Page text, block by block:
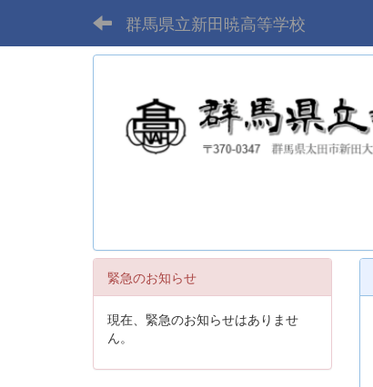
群馬県立新田暁高等学校
緊急のお知らせ
現在、緊急のお知らせはありませ
ん。